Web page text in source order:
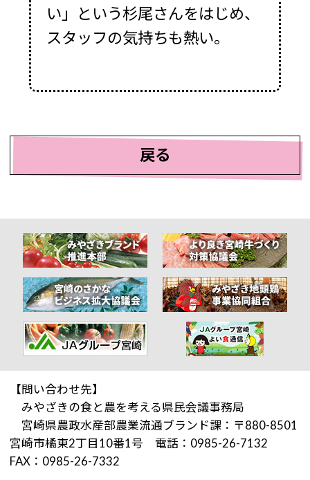
い」という杉尾さんをはじめ、
スタッフの気持ちも熱い。
戻る
【問い合わせ先】
みやざきの食と農を考える県民会議事務局
宮崎県農政水産部農業流通ブランド課：〒880-8501
宮崎市橘東2丁目10番1号 電話：0985-26-7132
FAX：0985-26-7332